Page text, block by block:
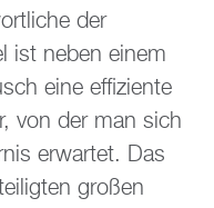
der
ist neben einem
eine effiziente
von der man sich
erwartet. Das
großen